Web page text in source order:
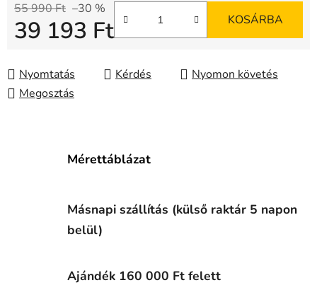
55 990 Ft –30 %
39 193 Ft KOSÁRBA
Nyomtatás Kérdés
Nyomon követés
Megosztás
Mérettáblázat
Másnapi szállítás (külső raktár 5 napon
belül)
Ajándék 160 000 Ft felett